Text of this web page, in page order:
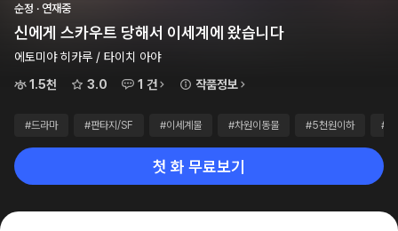
순정 · 연재중
신에게 스카우트 당해서 이세계에 왔습니다
에토미야 히카루 / 타이치 아야
1.5천
3.0 1 건 작품정보
#드라마 #판타지/SF #이세계물 #차원이동물 #5천원이하 #연
첫 화 무료보기